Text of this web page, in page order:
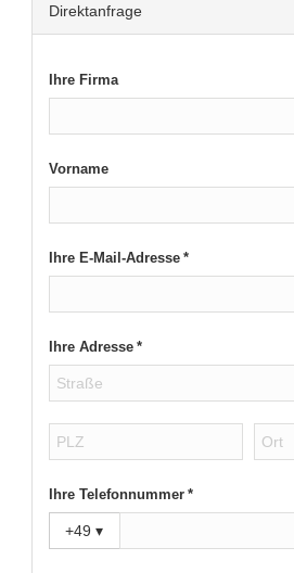
Direktanfrage
Ihre Firma
Vorname
Ihre E-Mail-Adresse *
Ihre Adresse *
Ihre Telefonnummer *
+49 ▾